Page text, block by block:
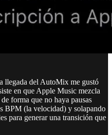
llegada del AutoMix me gustó
en que Apple Music mezcla
forma que no haya pausas
BPM (la velocidad) y solapando
para generar una transición que